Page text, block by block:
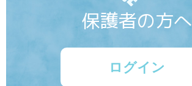
保護者の方へ
ログイン